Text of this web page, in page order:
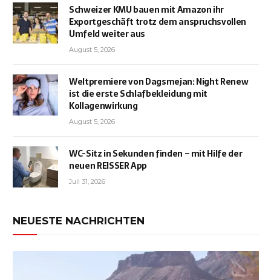
Schweizer KMU bauen mit Amazon ihr
Exportgeschäft trotz dem anspruchsvollen
Umfeld weiter aus
August 5, 2026
Weltpremiere von Dagsmejan: Night Renew
ist die erste Schlafbekleidung mit
Kollagenwirkung
August 5, 2026
WC-Sitz in Sekunden finden – mit Hilfe der
neuen REISSER App
Juli 31, 2026
NEUESTE NACHRICHTEN